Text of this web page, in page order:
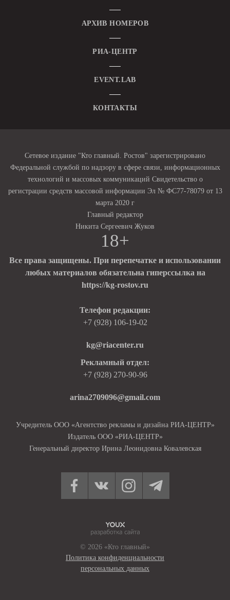
АРХИВ НОМЕРОВ
РИА-ЦЕНТР
EVENT.LAB
КОНТАКТЫ
Сетевое издание "Кто главный. Ростов" зарегистрировано
Федеральной службой по надзору в сфере связи, информационных
технологий и массовых коммуникаций Свидетельство о
регистрации средств массовой информации Эл № ФС77-78079 от 13
марта 2020 г
Главный редактор
Никита Сергеевич Жуков
18+
Все права защищены. При перепечатке и использовании
любых материалов обязательна гиперссылка на
https://kg-rostov.ru
Телефон редакции:
+7 (928) 106-19-02
kg@riacenter.ru
Рекламный отдел:
+7 (928) 270-90-96
arina2709096@gmail.com
Учредитель ООО «Агентство рекламы и дизайна РИА-ЦЕНТР»
Издатель ООО «РИА-ЦЕНТР»
Генеральный директор Ирина Леонидовна Ковалевская
© 2026 «Кто главный»
Политика конфиденциальности
персональных данных